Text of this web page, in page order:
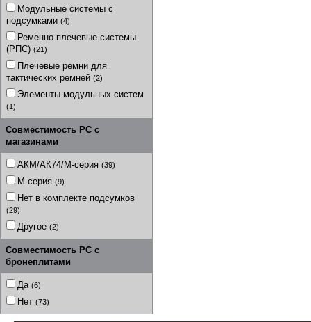
Модульные системы с
подсумками (4)
Ременно-плечевые системы
(РПС) (21)
Плечевые ремни для
тактических ремней (2)
Элементы модульных систем
(1)
Совместимость РС с
магазинами
АКМ/АК74/М-серия (39)
М-серия (9)
Нет в комплекте подсумков
(29)
Другое (2)
Совместимость РС с
бронеплитами
Да (6)
Нет (73)